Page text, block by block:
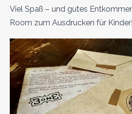
Viel Spaß – und gutes
Room zum Ausdrucken für Kinder!